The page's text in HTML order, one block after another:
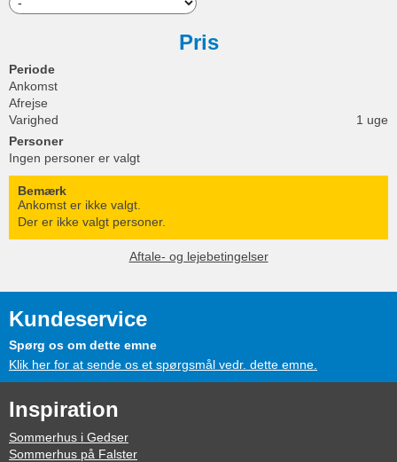
Pris
Periode
Ankomst
Afrejse
Varighed
1 uge
Personer
Ingen personer er valgt
Bemærk
Ankomst er ikke valgt.
Der er ikke valgt personer.
Aftale- og lejebetingelser
Kundeservice
Spørg os om dette emne
Klik her for at sende os et spørgsmål vedr. dette emne.
Inspiration
Sommerhus i Gedser
Sommerhus på Falster